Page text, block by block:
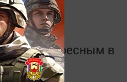
и интересным в